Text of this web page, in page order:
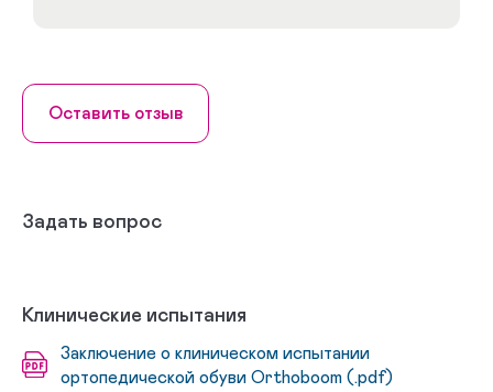
Оставить отзыв
Задать вопрос
Клинические испытания
Заключение о клиническом испытании
ортопедической обуви Orthoboom (.pdf)